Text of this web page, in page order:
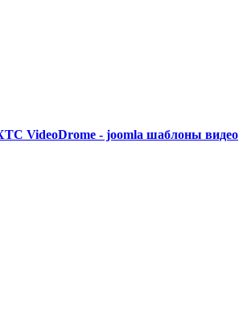
VideoDrome - joomla шаблоны видео